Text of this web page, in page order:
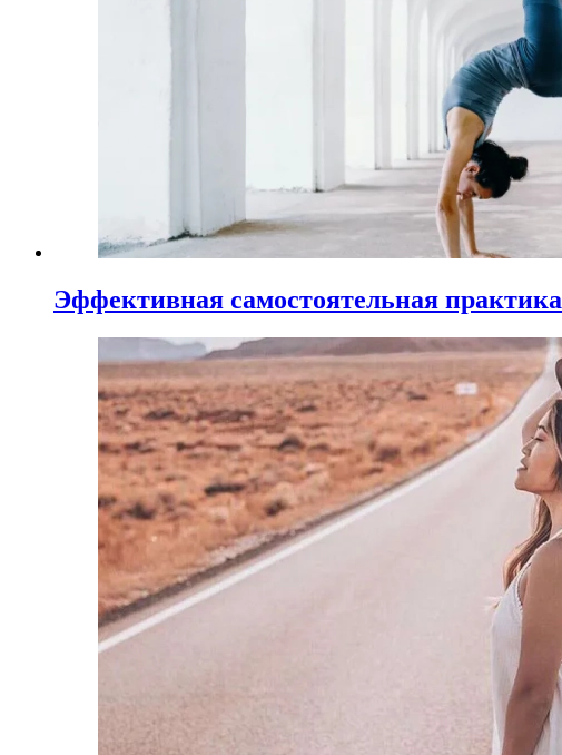
Эффективная самостоятельная практика